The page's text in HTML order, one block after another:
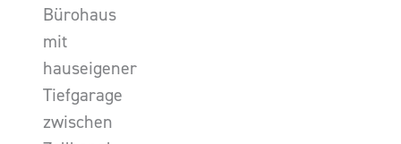
Bürohaus
mit
hauseigener
Tiefgarage
zwischen